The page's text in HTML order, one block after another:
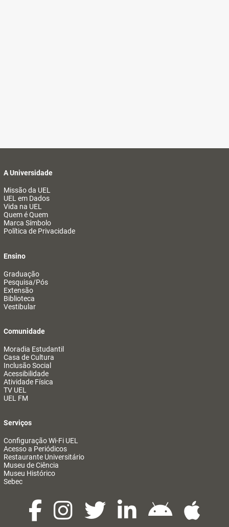
A Universidade
Missão da UEL
UEL em Dados
Vida na UEL
Quem é Quem
Marca Símbolo
Política de Privacidade
Ensino
Graduação
Pesquisa/Pós
Extensão
Biblioteca
Vestibular
Comunidade
Moradia Estudantil
Casa de Cultura
Inclusão Social
Acessibilidade
Atividade Física
TV UEL
UEL FM
Serviços
Configuração Wi-Fi UEL
Acesso a Periódicos
Restaurante Universitário
Museu de Ciência
Museu Histórico
Sebec